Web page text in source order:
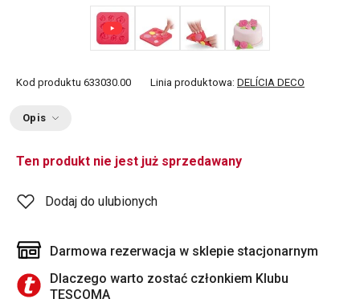
Kod produktu 633030.00 Linia produktowa: DELÍCIA DECO
Opis
Ten produkt nie jest już sprzedawany
Dodaj do ulubionych
Darmowa rezerwacja w sklepie stacjonarnym
Dlaczego warto zostać członkiem Klubu
TESCOMA